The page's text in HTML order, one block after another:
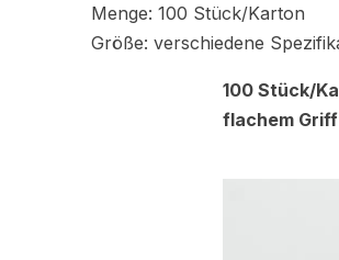
Menge: 100 Stück/Karton
Größe: verschiedene
100 Stück/
flachem Griff